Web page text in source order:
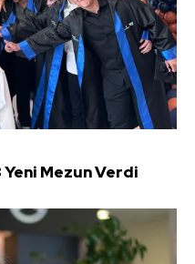
Mezun Verdi